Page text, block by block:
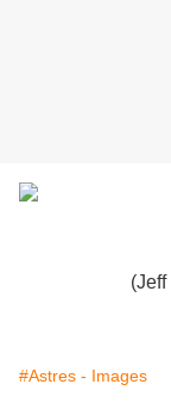
#Astres - Images